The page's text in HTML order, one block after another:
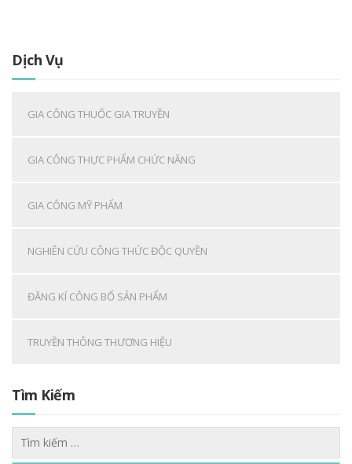
Dịch Vụ
GIA CÔNG THUỐC GIA TRUYỀN
GIA CÔNG THỰC PHẨM CHỨC NĂNG
GIA CÔNG MỸ PHẨM
NGHIÊN CỨU CÔNG THỨC ĐỘC QUYỀN
ĐĂNG KÍ CÔNG BỐ SẢN PHẨM
TRUYỀN THÔNG THƯƠNG HIỆU
Tìm Kiếm